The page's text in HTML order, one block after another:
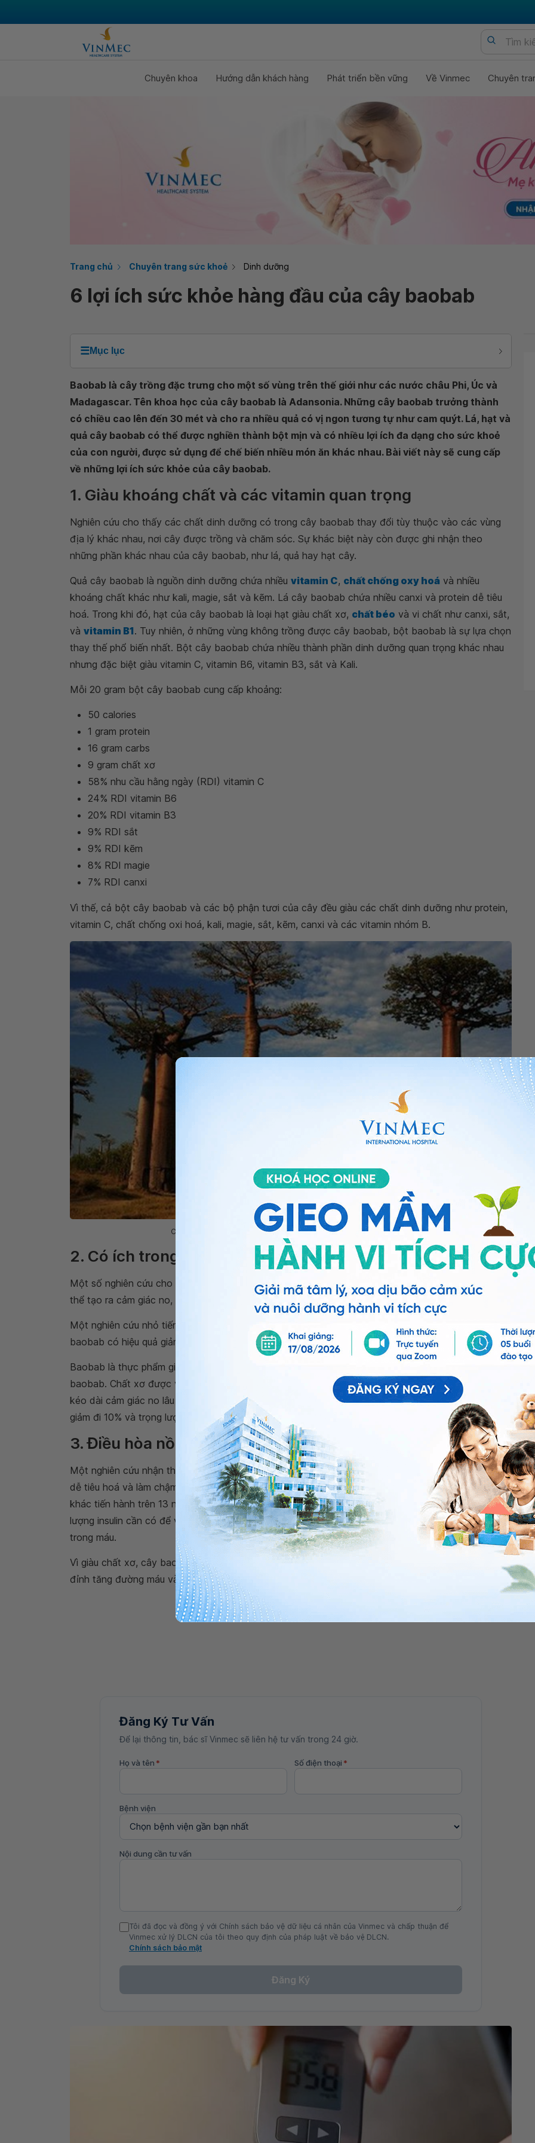
Chuyên khoa Hướng dẫn khách hàng Phát triển bền vững Về Vinmec Chuyên
Trang chủ Chuyên trang sức khoẻ Dinh dưỡng
6 lợi ích sức khỏe hàng đầu của cây baobab
☰Mục lục
Baobab là cây trồng đặc trưng cho một số vùng trên thế giới như các nước châu Phi, Úc và
Madagascar. Tên khoa học của cây baobab là Adansonia. Những cây baobab trưởng thành
có chiều cao lên đến 30 mét và cho ra nhiều quả có vị ngon tương tự như cam quýt. Lá, hạt và
quả cây baobab có thể được nghiền thành bột mịn và có nhiều lợi ích đa dạng cho sức khoẻ
của con người, được sử dụng để chế biến nhiều món ăn khác nhau. Bài viết này sẽ cung cấp
về những lợi ích sức khỏe của cây baobab.
1. Giàu khoáng chất và các vitamin quan trọng
Nghiên cứu cho thấy các chất dinh dưỡng có trong cây baobab thay đổi tùy thuộc vào các vùng
địa lý khác nhau, nơi cây được trồng và chăm sóc. Sự khác biệt này còn được ghi nhận theo
những phần khác nhau của cây baobab, như lá, quả hay hạt cây.
Quả cây baobab là nguồn dinh dưỡng chứa nhiều vitamin C, chất chống oxy hoá và nhiều
khoáng chất khác như kali, magie, sắt và kẽm. Lá cây baobab chứa nhiều canxi và protein dễ tiêu
hoá. Trong khi đó, hạt của cây baobab là loại hạt giàu chất xơ, chất béo và vi chất như canxi, sắt,
và vitamin B1. Tuy nhiên, ở những vùng không trồng được cây baobab, bột baobab là sự lựa chọn
thay thế phổ biến nhất. Bột cây baobab chứa nhiều thành phần dinh dưỡng quan trọng khác nhau
nhưng đặc biệt giàu vitamin C, vitamin B6, vitamin B3, sắt và Kali.
Mỗi 20 gram bột cây baobab cung cấp khoảng:
50 calories
1 gram protein
16 gram carbs
9 gram chất xơ
58% nhu cầu hằng ngày (RDI) vitamin C
24% RDI vitamin B6
20% RDI vitamin B3
9% RDI sắt
9% RDI kẽm
8% RDI magie
7% RDI canxi
Vì thế, cả bột cây baobab và các bộ phận tươi của cây đều giàu các chất dinh dưỡng như protein,
vitamin C, chất chống oxi hoá, kali, magie, sắt, kẽm, canxi và các vitamin nhóm B.
Cây baobab chứa nhiều vi chất cần thiết cho sức khỏe của người dùng
2. Có ích trong việc giảm cân nhờ vì tạo được cảm giác no
Một số nghiên cứu cho rằng bổ sung baobab trong chế độ ăn có ích cho việc giảm cân
. Nó có
thể tạo ra cảm giác no, giảm lượng thức ăn tiêu thụ và giảm cân.
Một nghiên cứu nhỏ tiến hành trên 20 người nhận thấy rằng uống sinh tố chứa 15 gam bột cây
baobab có hiệu quả giảm cảm giác đói đáng kể.
Baobab là thực phẩm giàu chất xơ, khoảng 4,5 gam
baobab. Chất xơ được vận chuyển với tốc độ chậm và có thể làm chậm thời gian làm trống dạ dày,
kéo dài cảm giác no lâu hơn. Khi bổ sung chất xơ khoảng 14 gram mỗi ngày, lượng calo hấp thụ sẽ
giảm đi 10% và trọng lượng cơ thể giảm trung bình khoảng 1,9 kg trong vòng 1 tháng.
3. Điều hòa nồng độ đường trong máu
Một nghiên cứu nhận thấy rằng bổ sung bột baobab trong bánh mì trắng giúp giảm lượng tinh bột
dễ tiêu hoá và làm chậm mức độ gia tăng đường huyết trong cơ thể. Tương tự, một nghiên cứu
khác tiến hành trên 13 người cho rằng sử dụng chiết xuất baobab để làm bánh mì trắng giúp giảm
lượng insulin cần có để vận chuyển đường từ máu và các mô trong quá trình điều hòa lượng đường
trong máu.
Vì giàu chất xơ, cây baobab cũng có thể giảm tốc độ hấp thu đường trong máu, tránh tạo ra các
đỉnh tăng đường máu và ổn định nồng độ đường trong máu.
Đăng Ký Tư Vấn
Để lại thông tin, bác sĩ Vinmec sẽ liên hệ tư vấn trong 24 giờ.
Họ và tên * Số điện thoại *
Bệnh viện
Nội dung cần tư vấn
Tôi đã đọc và đồng ý với Chính sách bảo vệ dữ liệu cá nhân của Vinmec và chấp thuận để
Vinmec xử lý DLCN của tôi theo quy định của pháp luật về bảo vệ DLCN.
Chính sách bảo mật
Đăng Ký